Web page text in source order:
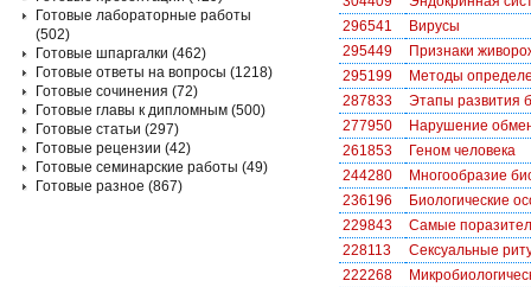
296541
Вирусы
295449
Признаки
295199
Методы
287833
Этапы развития
277950
Нарушение
261853
Геном человека
244280
Многообразие
236196
Биологические
229843
Самые
228113
Сексуальные
222268
Готовые лабораторные работы
(502)
Готовые шпаргалки (462)
Готовые ответы на вопросы (1218)
Готовые сочинения (72)
Готовые главы к дипломным (500)
Готовые статьи (297)
Готовые рецензии (42)
Готовые семинарские работы (49)
Готовые разное (867)